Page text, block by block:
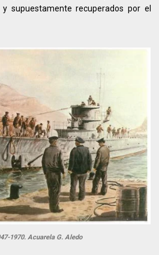
supuestamente recuperados por el
1970. Acuarela G. Aledo